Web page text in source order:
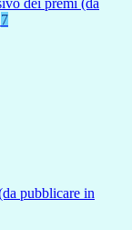
dei premi (da
7
pubblicare in